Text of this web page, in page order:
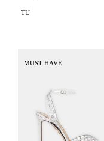
TU
MUST HAVE